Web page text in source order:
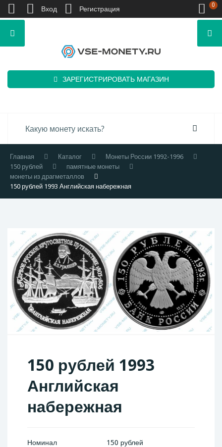
ЗАРЕГИСТРИРОВАТЬ МАГАЗИН
Главная Каталог
Монеты России 1992-1996
150 рублей
памятные монеты
монеты из драгметаллов
150 рублей 1993 Английская набережная
150 рублей 1993
Английская
набережная
Номинал
150 рублей
Вход Регистрация 0